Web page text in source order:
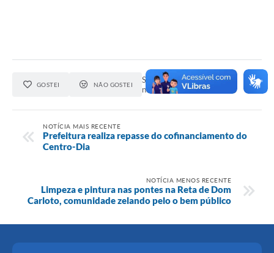
GOSTEI NÃO GOSTEI
Seja o primeiro a curtir esta
notícia.
NOTÍCIA MAIS RECENTE
Prefeitura realiza repasse do cofinanciamento do
Centro-Dia
NOTÍCIA MENOS RECENTE
Limpeza e pintura nas pontes na Reta de Dom
Carloto, comunidade zelando pelo o bem público